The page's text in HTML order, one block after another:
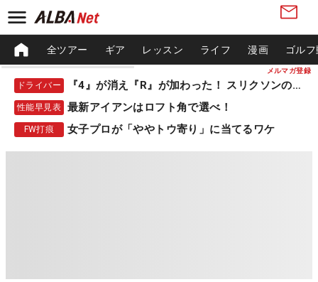
メルマガ登録
全ツアー ギア レッスン ライフ 漫画 ゴル
ドライバー 『4』が消え『R』が加わった！ スリクソンの新作
性能早見表 最新アイアンはロフト角で選べ！
FW打痕 女子プロが「ややトウ寄り」に当てるワケ